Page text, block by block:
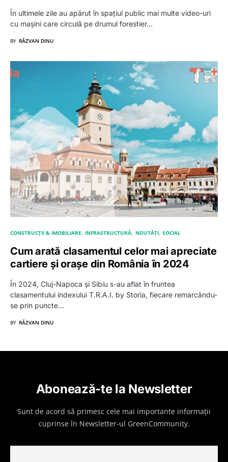
În ultimele zile au apărut în spațiul public mai multe video-uri
cu mașini care circulă pe drumul forestier…
BY RĂZVAN DINU
CONSTRUCȚII & IMOBILIARE INFRASTRUCTURĂ NOUTĂȚI SOCIAL
Cum arată clasamentul celor mai apreciate
cartiere și orașe din România în 2024
În 2024, Cluj-Napoca și Sibiu s-au aflat în fruntea
clasamentului indexului T.R.A.I. by Storia, fiecare remarcându-
se prin puncte…
BY RĂZVAN DINU
Abonează-te la Newsletter
Sunt de acord să primesc cele mai importante informații
cuprinse în Newsletter-ul GreenCommunity.